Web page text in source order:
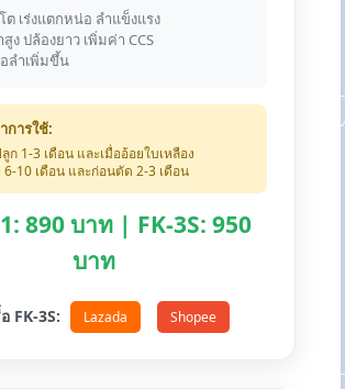
โต เร่งแตกหน่อ ลำแข็งแรง
สูง ปล้องยาว เพิ่มค่า CCS
ลำเพิ่มขึ้น
การใช้:
ก 1-3 เดือน และเมื่ออ้อยใบเหลือง
6-10 เดือน และก่อนตัด 2-3 เดือน
890 บาท | FK-3S: 950
บาท
FK-3S: Lazada Shopee